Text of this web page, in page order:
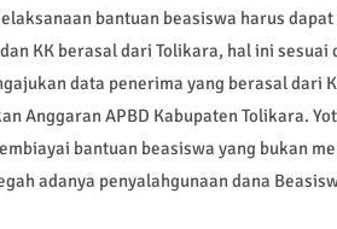
bantuan beasiswa harus
KK berasal dari Tolikara, hal ini
data penerima yang berasal dari
Anggaran APBD Kabupaten Tolikara.
bantuan beasiswa yang bukan
adanya penyalahgunaan dana